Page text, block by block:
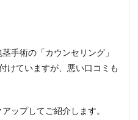
手術の「カウンセリング」
けていますが、悪い口コミも
ップしてご紹介します。